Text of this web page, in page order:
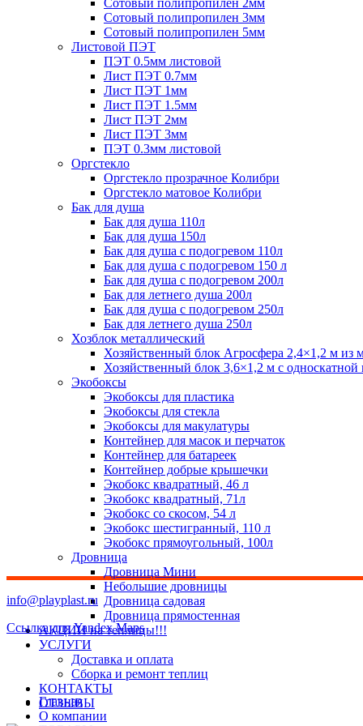
Сотовый полипропилен 2мм
Сотовый полипропилен 3мм
Сотовый полипропилен 5мм
Листовой ПЭТ
ПЭТ 0.5мм листовой
Лист ПЭТ 0.7мм
Лист ПЭТ 1мм
Лист ПЭТ 1.5мм
Лист ПЭТ 2мм
Лист ПЭТ 3мм
ПЭТ 0.3мм листовой
Оргстекло
Оргстекло прозрачное Колибри
Оргстекло матовое Колибри
Бак для душа
Бак для душа 110л
Бак для душа 150л
Бак для душа с подогревом 110л
Бак для душа с подогревом 150 л
Бак для душа с подогревом 200л
Бак для летнего душа 200л
Бак для душа с подогревом 250л
Бак для летнего душа 250л
Хозблок металлический
Хозяйственный блок Агросфера 2,4×1,2 м из
Хозяйственный блок 3,6×1,2 м с
Экобоксы
Экобоксы для пластика
Экобоксы для стекла
Экобоксы для макулатуры
Контейнер для масок и перчаток
Контейнер для батареек
Контейнер добрые крышечки
Экобокс квадратный, 46 л
Экобокс квадратный, 71л
Экобокс со скосом, 54 л
Экобокс шестигранный, 110 л
Экобокс прямоугольный, 100л
Дровница
Дровница Мини
Небольшие дровницы
Дровница садовая
Дровница прямостенная
АКЦИИ на теплицы!!!
УСЛУГИ
Доставка и оплата
Сборка и ремонт теплиц
КОНТАКТЫ
ОТЗЫВЫ
info@playplast.ru
Ссылка для Yandex Maps
Главная
О компании